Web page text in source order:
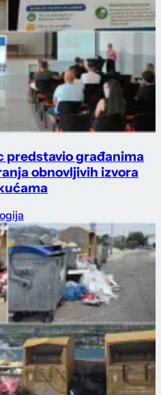
predstavio građanima
obnovljivih izvora